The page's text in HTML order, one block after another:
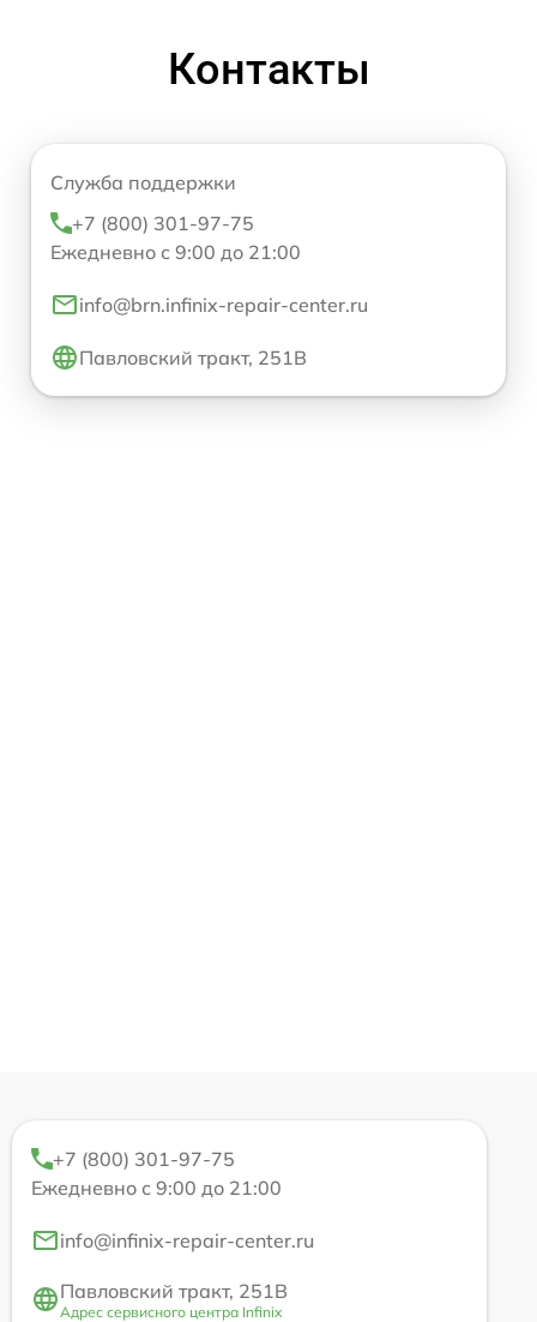
Контакты
Служба поддержки
+7 (800) 301-97-75
Ежедневно с 9:00 до 21:00
info@brn.infinix-repair-center.ru
Павловский тракт, 251В
+7 (800) 301-97-75
Ежедневно с 9:00 до 21:00
info@infinix-repair-center.ru
Павловский тракт, 251В
Адрес сервисного центра Infinix